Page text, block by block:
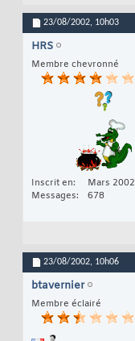
23/08/2002, 10h03
HRS
Membre chevronné
Inscrit en
Mars 2002
Messages
678
23/08/2002, 10h06
btavernier
Membre éclairé